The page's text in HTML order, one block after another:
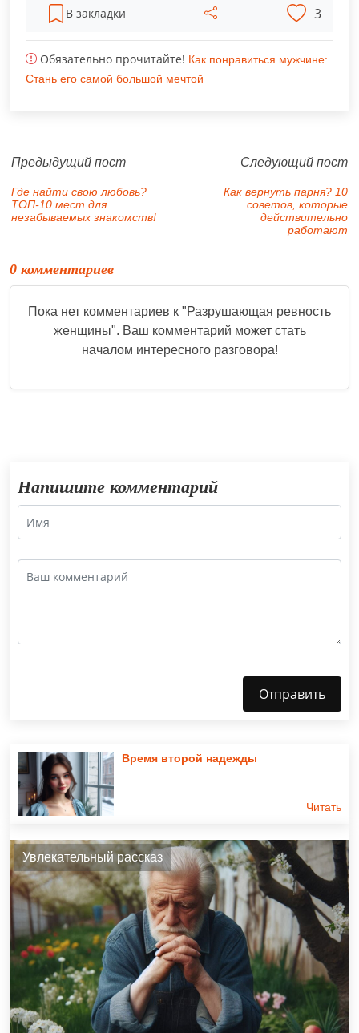
В закладки 3
Обязательно прочитайте! Как понравиться мужчине:
Стань его самой большой мечтой
Предыдущий пост
Где найти свою любовь?
ТОП-10 мест для
незабываемых знакомств!
Следующий пост
Как вернуть парня? 10
советов, которые
действительно
работают
0 комментариев
Пока нет комментариев к "Разрушающая ревность
женщины". Ваш комментарий может стать
началом интересного разговора!
Напишите комментарий
Отправить
Время второй надежды
Читать
Увлекательный рассказ